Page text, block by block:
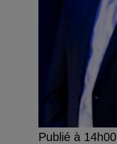
Publié à 14h00